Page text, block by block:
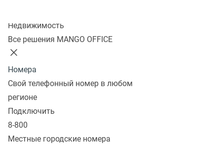
Недвижимость
Все решения MANGO OFFICE
Номера
Свой телефонный номер в любом
регионе
Подключить
8-800
Местные городские номера
Что такое сквозная
аналитика
для анализа эффективности рекламы. Система
собирает статистику на каждом этапе